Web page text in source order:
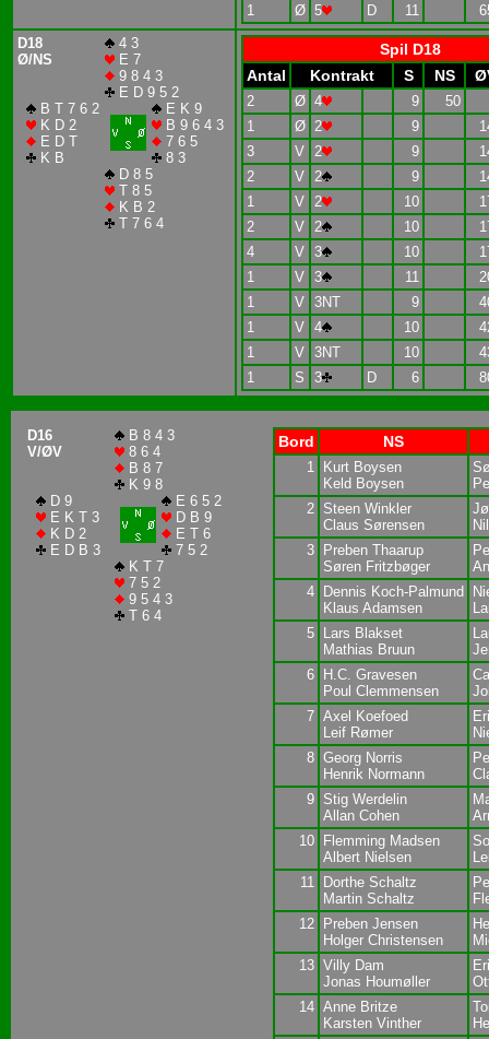
1
Ø 5 D 11
D18
Ø/NS
4 3
E 7
9 8 4 3
E D 9 5 2
B T 7 6 2
K D 2
E D T
K B
E K 9
B 9 6 4 3
7 6 5
8 3
D 8 5
T 8 5
K B 2
T 7 6 4
Spil D18
Antal
Kontrakt S NS
2 Ø 4 9
50
1
Ø 2 9
3
V 2 9
2
V 2 9
1
V 2 10
2
V 2 10
4
V 3 10
1
V 3 11
1
V 3NT 9
1
V 4 10
1
V 3NT 10
1
S 3 D 6
D16
V/ØV
B 8 4 3
8 6 4
B 8 7
K 9 8
D 9
E K T 3
K D 2
E D B 3
E 6 5 2
D B 9
E T 6
7 5 2
K T 7
7 5 2
9 5 4 3
T 6 4
Bord NS
1
Kurt Boysen
Keld Boysen
2 Steen Winkler
Claus Sørensen
3
Preben Thaarup
Søren Fritzbøger
4
Dennis Koch-Palmund
Klaus Adamsen
5
Lars Blakset
Mathias Bruun
6
H.C. Gravesen
Poul Clemmensen
7 Axel Koefoed
Leif Rømer
8 Georg Norris
Henrik Normann
9 Stig Werdelin
Allan Cohen
10
Flemming Madsen
Albert Nielsen
11
Dorthe Schaltz
Martin Schaltz
12
Preben Jensen
Holger Christensen
13 Villy Dam
Jonas Houmøller
14 Anne Britze
Karsten Vinther